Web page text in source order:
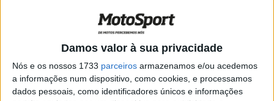
Damos valor à sua privacidade
Nós e os nossos 1733 parceiros armazenamos e/ou acedemos
a informações num dispositivo, como cookies, e processamos
dados pessoais, como identificadores únicos e informações
🔊 Ouvir artigo
Já está definido o calendário para o Campeonato
Nacional de Flat Track 2025, com seis provas que irão
percorrer Portugal de norte a sul.
Arranca a 3 de maio na Aguçadoura, Póvoa de Varzim, a